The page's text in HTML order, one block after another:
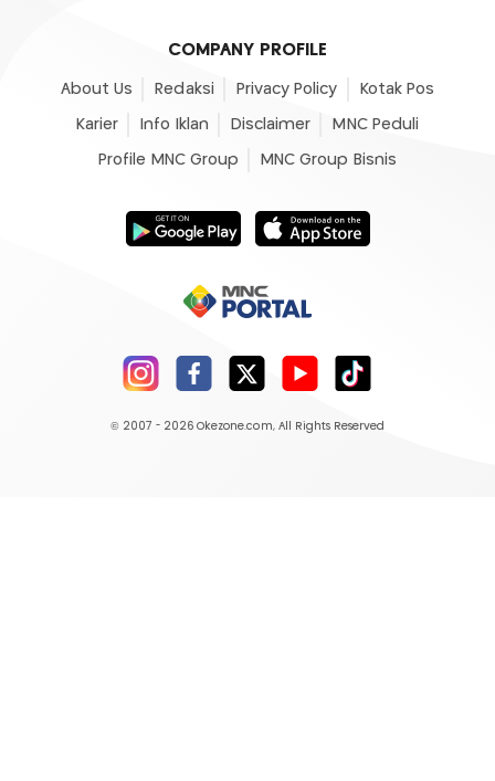
COMPANY PROFILE
About Us Redaksi Privacy Policy Kotak Pos
Karier Info Iklan Disclaimer MNC Peduli
Profile MNC Group MNC Group Bisnis
© 2007 - 2026 Okezone.com, All Rights Reserved